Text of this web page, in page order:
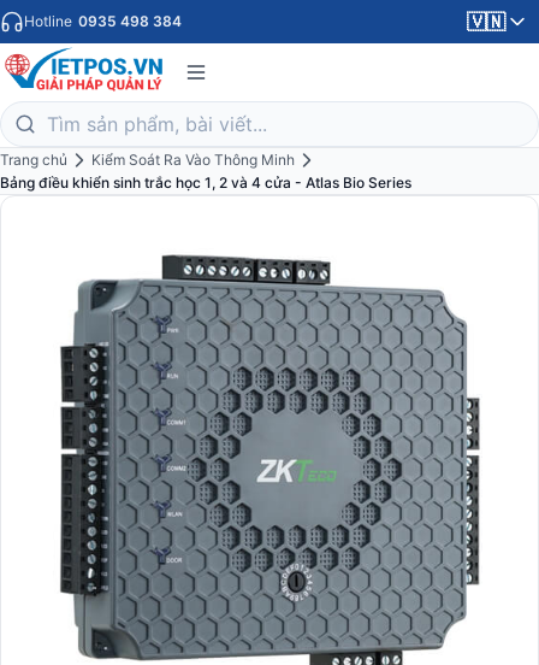
Hotline 0935 498 384 🇻🇳
Trang chủ
Kiểm Soát Ra Vào Thông Minh
Bảng điều khiển sinh trắc học 1, 2 và 4 cửa - Atlas Bio Series